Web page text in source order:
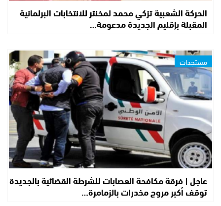
الحركة الشعبية تزكي محمد لمخنتر للانتخابات البرلمانية
المقبلة بإقليم الجديدة مدعومة…
مستجدات
عاجل | فرقة مكافحة العصابات للشرطة القضائية بالجديدة
توقف أكبر مروج مخدرات بالزمامرة…